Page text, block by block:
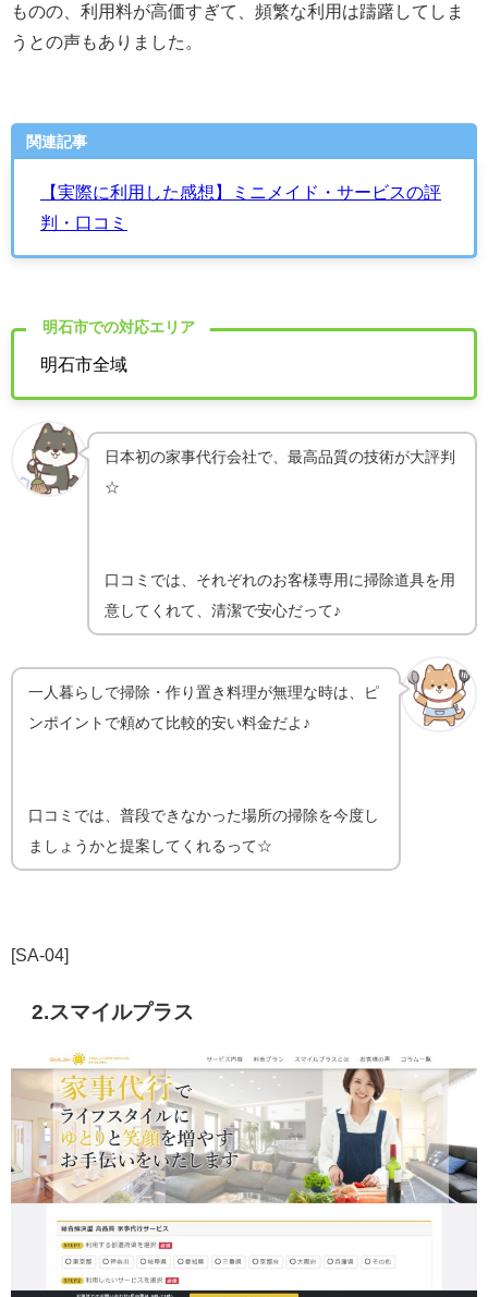
ものの、利用料が高価すぎて、頻繁な利用は躊躇してしま
うとの声もありました。
関連記事
【実際に利用した感想】ミニメイド・サービスの評
判・口コミ
明石市での対応エリア
明石市全域
日本初の家事代行会社で、最高品質の技術が大評判
☆
口コミでは、それぞれのお客様専用に掃除道具を用
意してくれて、清潔で安心だって♪
一人暮らしで掃除・作り置き料理が無理な時は、ピ
ンポイントで頼めて比較的安い料金だよ♪
口コミでは、普段できなかった場所の掃除を今度し
ましょうかと提案してくれるって☆
[SA-04]
2. スマイルプラス